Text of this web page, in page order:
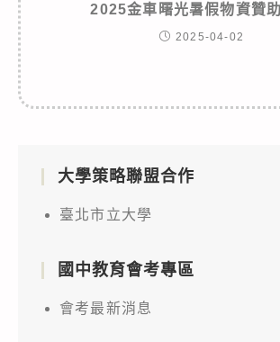
2025金車曙光暑假物資贊
2025-04-02
大學策略聯盟合作
臺北市立大學
國中教育會考專區
會考最新消息